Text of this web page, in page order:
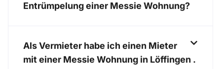
Entrümpelung einer Messie Wohnung?
Als Vermieter habe ich einen Mieter
mit einer Messie Wohnung in Löffingen .